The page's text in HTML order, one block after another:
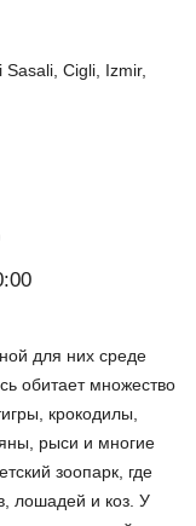
Cigli, Izmir,
для них среде
обитает множество
крокодилы,
рыси и многие
зоопарк, где
лошадей и коз. У